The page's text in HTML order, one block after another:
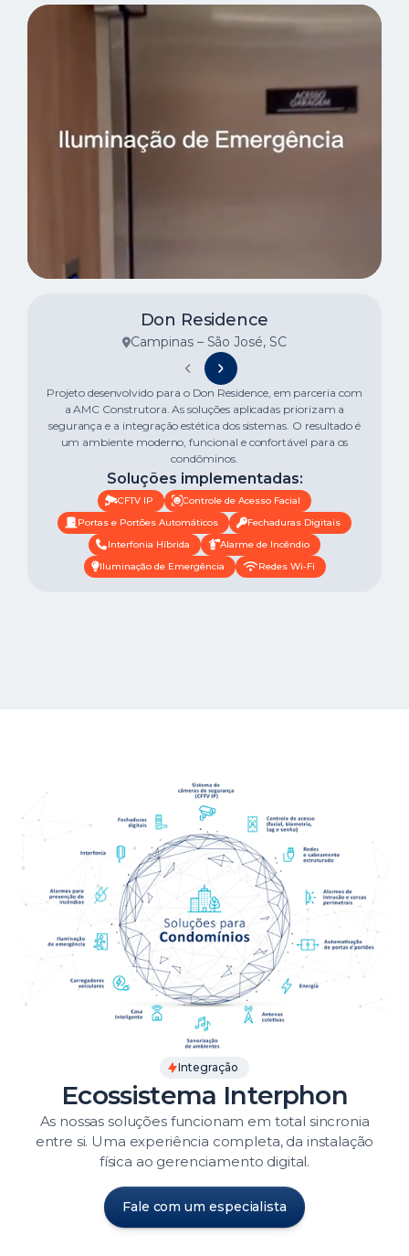
Don Residence
Campinas – São José, SC
Projeto desenvolvido para o Don Residence, em parceria com
a AMC Construtora. As soluções aplicadas priorizam a
segurança e a integração estética dos sistemas. O resultado é
um ambiente moderno, funcional e confortável para os
condôminos.
Soluções implementadas:
CFTV IP
Controle de Acesso Facial
Portas e Portões Automáticos
Fechaduras Digitais
Interfonia Híbrida
Alarme de Incêndio
Iluminação de Emergência
Redes Wi-Fi
Integração
Ecossistema Interphon
As nossas soluções funcionam em total sincronia
entre si. Uma experiência completa, da instalação
física ao gerenciamento digital.
Fale com um especialista